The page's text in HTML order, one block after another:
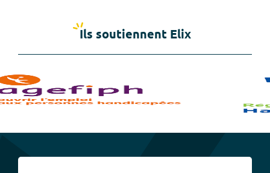
Ils soutiennent Elix